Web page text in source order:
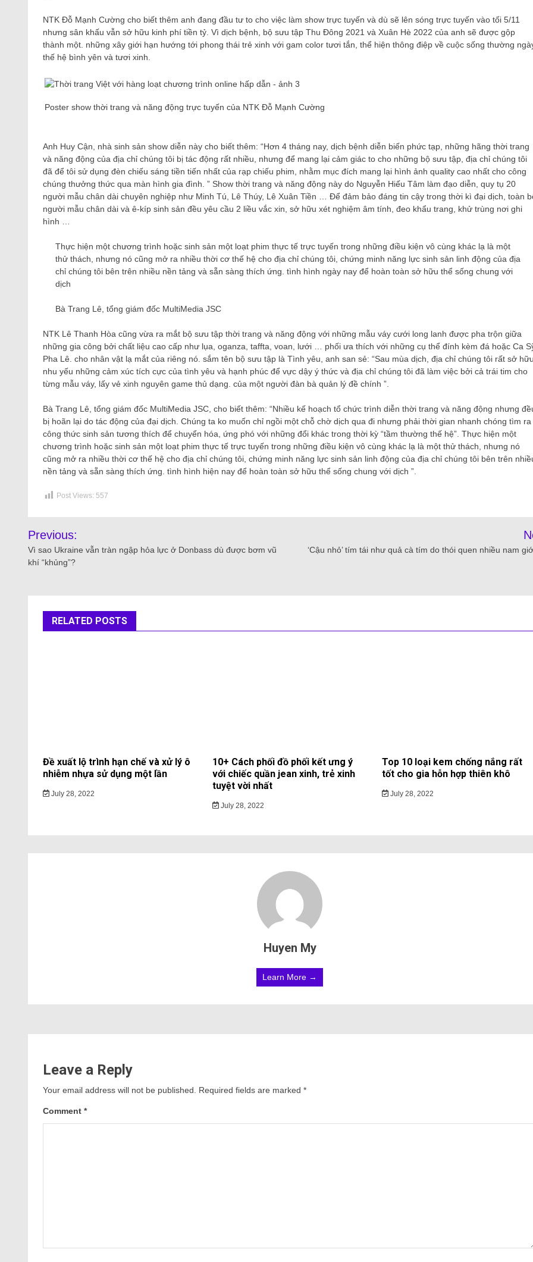
NTK Đỗ Mạnh Cường cho biết thêm anh đang đầu tư to cho việc làm show trực tuyến và dù sẽ lên sóng trực tuyến vào tối 5/11
nhưng sân khấu vẫn sở hữu kinh phí tiền tỷ. Vì dịch bệnh, bộ sưu tập Thu Đông 2021 và Xuân Hè 2022 của anh sẽ được gộp
thành một. những xây giới hạn hướng tới phong thái trẻ xinh với gam color tươi tắn, thể hiện thông điệp về cuộc sống thường
thế hệ bình yên và tươi xinh.
Poster show thời trang và năng động trực tuyến của NTK Đỗ Mạnh Cường
Anh Huy Cận, nhà sinh sản show diễn này cho biết thêm: “Hơn 4 tháng nay, dịch bệnh diễn biến phức tạp, những hãng thời trang
và năng động của địa chỉ chúng tôi bị tác động rất nhiều, nhưng để mang lại cảm giác to cho những bộ sưu tập, địa chỉ chúng tôi
đã để tôi sử dụng đèn chiếu sáng tiền tiến nhất của rạp chiếu phim, nhằm mục đích mang lại hình ảnh quality cao nhất cho công
chúng thưởng thức qua màn hình gia đình. ” Show thời trang và năng động này do Nguyễn Hiếu Tâm làm đạo diễn, quy tụ 20
người mẫu chân dài chuyên nghiệp như Minh Tú, Lê Thúy, Lê Xuân Tiền … Để đảm bảo đáng tin cậy trong thời kì đại dịch, toàn
người mẫu chân dài và ê-kíp sinh sản đều yêu cầu 2 liều vắc xin, sở hữu xét nghiệm âm tính, đeo khẩu trang, khử trùng nơi ghi
hình …
Thực hiện một chương trình hoặc sinh sản một loạt phim thực tế trực tuyến trong những điều kiện vô cùng khác lạ là một
thử thách, nhưng nó cũng mở ra nhiều thời cơ thế hệ cho địa chỉ chúng tôi, chứng minh năng lực sinh sản linh động của địa
chỉ chúng tôi bên trên nhiều nền tảng và sẵn sàng thích ứng. tình hình ngày nay để hoàn toàn sở hữu thể sống chung với
dịch
Bà Trang Lê, tổng giám đốc MultiMedia JSC
NTK Lê Thanh Hòa cũng vừa ra mắt bộ sưu tập thời trang và năng động với những mẫu váy cưới long lanh được pha trộn giữa
những gia công bởi chất liệu cao cấp như lụa, oganza, taffta, voan, lưới … phối ưa thích với những cụ thể đính kèm đá hoặc Ca
Pha Lê. cho nhân vật lạ mắt của riêng nó. sắm tên bộ sưu tập là Tình yêu, anh san sẻ: “Sau mùa dịch, địa chỉ chúng tôi rất sở
nhu yếu những cảm xúc tích cực của tình yêu và hạnh phúc để vực dậy ý thức và địa chỉ chúng tôi đã làm việc bởi cả trái tim cho
từng mẫu váy, lấy vẻ xinh nguyên game thủ dạng. của một người đàn bà quản lý đề chính ”.
Bà Trang Lê, tổng giám đốc MultiMedia JSC, cho biết thêm: “Nhiều kế hoạch tổ chức trình diễn thời trang và năng động nhưng
bị hoãn lại do tác động của đại dịch. Chúng ta ko muốn chỉ ngồi một chỗ chờ dịch qua đi nhưng phải thời gian nhanh chóng tìm ra
công thức sinh sản tương thích để chuyển hóa, ứng phó với những đổi khác trong thời kỳ “tầm thường thế hệ”. Thực hiện một
chương trình hoặc sinh sản một loạt phim thực tế trực tuyến trong những điều kiện vô cùng khác lạ là một thử thách, nhưng nó
cũng mở ra nhiều thời cơ thế hệ cho địa chỉ chúng tôi, chứng minh năng lực sinh sản linh động của địa chỉ chúng tôi bên trên
nền tảng và sẵn sàng thích ứng. tình hình hiện nay để hoàn toàn sở hữu thể sống chung với dịch ”.
Post Views: 557
Previous:
Vì sao Ukraine vẫn tràn ngập hỏa lực ở Donbass dù được bơm vũ
khí “khủng”?
‘Cậu nhỏ’ tím tái như quả cà tím do thói quen nhiều nam
RELATED POSTS
Đề xuất lộ trình hạn chế và xử lý ô
nhiễm nhựa sử dụng một lần
July 28, 2022
10+ Cách phối đồ phối kết ưng ý
với chiếc quần jean xinh, trẻ xinh
tuyệt vời nhất
July 28, 2022
Top 10 loại kem chống nắng rất
tốt cho gia hỗn hợp thiên khô
July 28, 2022
Huyen My
Learn More →
Leave a Reply
Your email address will not be published. Required fields are marked *
Comment *